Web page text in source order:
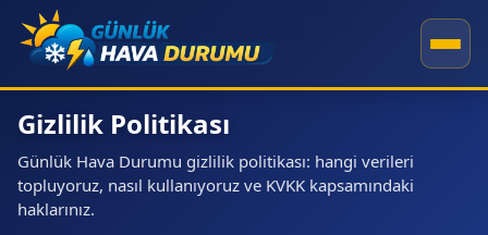
Gizlilik Politikası
Günlük Hava Durumu gizlilik politikası: hangi verileri
topluyoruz, nasıl kullanıyoruz ve KVKK kapsamındaki
haklarınız.